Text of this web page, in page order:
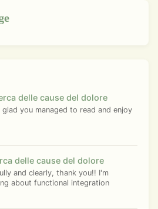
delle cause del dolore
you managed to read and enjoy
delle cause del dolore
and clearly, thank you!! I'm
about functional integration